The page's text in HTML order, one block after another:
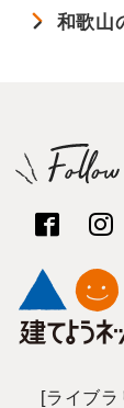
和歌山
[ライブラ